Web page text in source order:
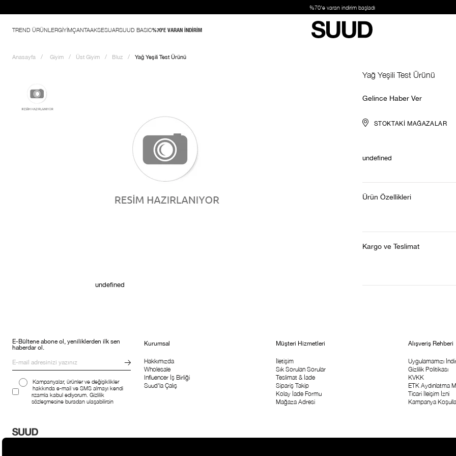
%70'e varan indirim başladı
TREND ÜRÜNLERGİYİMÇANTAAKSESUARSUUD BASIC%70'E VARAN İNDİRİM
Anasayfa Giyim Üst Giyim Bluz Yağ Yeşili Test Ürünü
undefined
Yağ Yeşili Test Ürünü
Gelince Haber Ver
STOKTAKI MAĞAZALAR
undefined
Ürün Özellikleri
Kargo ve Teslimat
E-Bültene abone ol, yeniliklerden ilk sen
haberdar ol.
Kampanyalar, ürünler ve değişiklikler
hakkında e-mail ve SMS almayı kendi
rızamla kabul ediyorum. Gizlilik
sözleşmesine buradan ulaşabilirsin
Kurumsal
Hakkımızda
Wholesale
Influencer İş Birliği
Suud'la Çalış
Müşteri Hizmetleri
İletişim
Sık Sorulan Sorular
Teslimat & İade
Sipariş Takip
Kolay İade Formu
Mağaza Adresi
Alışveriş Rehberi
Uygulamamızı
Gizlilik Politikası
KVKK
ETK Aydınlatma
Ticari İleişim İzni
Kampanya